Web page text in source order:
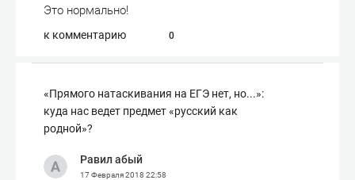
Это нормально!
к комментарию 0
«Прямого натаскивания на ЕГЭ нет, но...»:
куда нас ведет предмет «русский как
родной»?
Равил абый
17 Февраля 2018 22:58